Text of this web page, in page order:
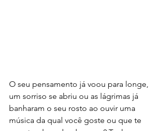
O seu pensamento já voou para longe,
um sorriso se abriu ou as lágrimas já
banharam o seu rosto ao ouvir uma
música da qual você goste ou que te